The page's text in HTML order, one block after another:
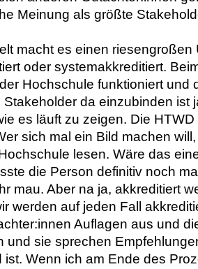
Meinung als größte
macht es einen
oder systemakkreditiert.
Hochschule funktioniert und
Stakeholder da einzubinden ist
es läuft zu zeigen. Die
sich mal ein Bild machen
lesen. Wäre das
die Person definitiv noch
mau. Aber na ja, akkreditiert
werden auf jeden Fall
Auflagen aus und
und sie sprechen
ist. Wenn ich am Ende des